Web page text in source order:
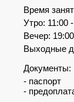
Время
Утро: 11:00
Вечер:
Выходные
Документы:
- паспорт
-